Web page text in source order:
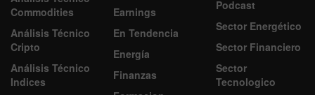
Commodities
Análisis Técnico
Cripto
Análisis Técnico
Indices
Earnings
En Tendencia
Energía
Finanzas
Podcast
Sector Energético
Sector Financiero
Sector
Tecnologico